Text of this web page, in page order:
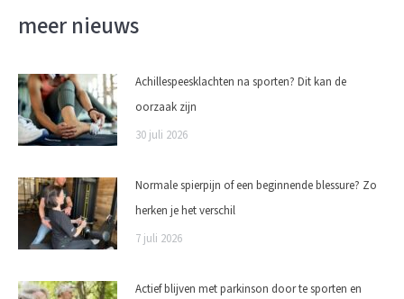
meer nieuws
Achillespeesklachten na sporten? Dit kan de
oorzaak zijn
30 juli 2026
Normale spierpijn of een beginnende blessure? Zo
herken je het verschil
7 juli 2026
Actief blijven met parkinson door te sporten en